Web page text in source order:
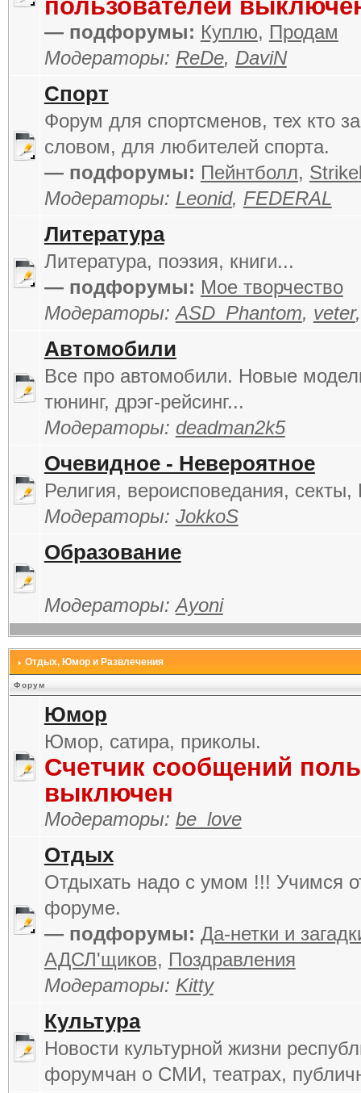
пользователей
— подфорумы: Куплю, Продам
Модераторы: ReDe, DaviN
Спорт
Форум для спортсменов, тех кто
словом, для любителей спорта.
— подфорумы: Пейнтболл,
Модераторы: Leonid, FEDERAL
Литература
Литература, поэзия, книги...
— подфорумы: Мое творчество
Модераторы:ASD_Phantom, veter
Автомобили
Все про автомобили. Новые
тюнинг, дрэг-рейсинг...
Модераторы: deadman2k5
Очевидное - Невероятное
Религия, вероисповедания,
Модераторы: JokkoS
Образование
Модераторы:Ayoni
Отдых, Юмор и Развлечения
Форум
Юмор
Юмор, сатира, приколы.
Счетчик сообщений
выключен
Модераторы: be_love
Отдых
Отдыхать надо с умом !!! Учимся
форуме.
— подфорумы: Да-нетки и
АДСЛ'щиков, Поздравления
Модераторы: Kitty
Культура
Новости культурной жизни
форумчан о СМИ, театрах,